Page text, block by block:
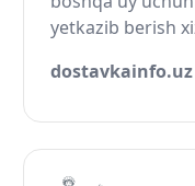
yetkazib berish
dostavkainfo.uz